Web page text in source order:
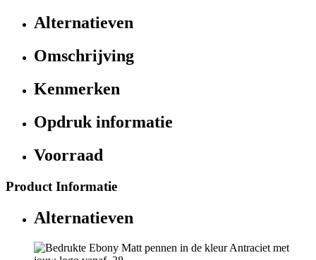
Alternatieven
Omschrijving
Kenmerken
Opdruk informatie
Voorraad
Product Informatie
Alternatieven